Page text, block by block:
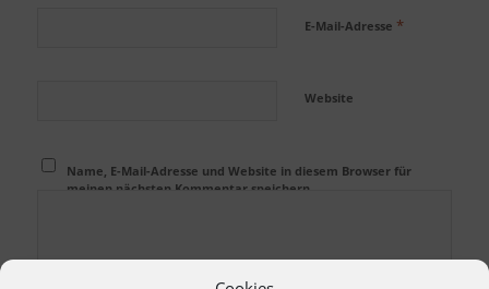
E-Mail-Adresse *
Website
Name, E-Mail-Adresse und Website in diesem Browser für
meinen nächsten Kommentar speichern.